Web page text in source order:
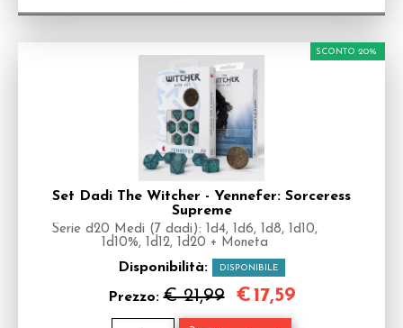
Set Dadi The Witcher - Yennefer: Sorceress
Supreme
Serie d20 Medi (7 dadi): 1d4, 1d6, 1d8, 1d10,
1d10%, 1d12, 1d20 + Moneta
Disponibilità: DISPONIBILE
Prezzo:€ 21,99
SCONTO 20%
€17,59